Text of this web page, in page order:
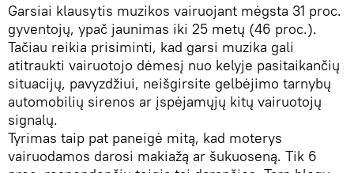
Garsiai klausytis muzikos vairuojant mėgsta 31 proc.
gyventojų, ypač jaunimas iki 25 metų (46 proc.).
Tačiau reikia prisiminti, kad garsi muzika gali
atitraukti vairuotojo dėmesį nuo kelyje pasitaikančių
situacijų, pavyzdžiui, neišgirsite gelbėjimo tarnybų
automobilių sirenos ar įspėjamųjų kitų vairuotojų
signalų.
Tyrimas taip pat paneigė mitą, kad moterys
vairuodamos darosi makiažą ar šukuoseną. Tik 6